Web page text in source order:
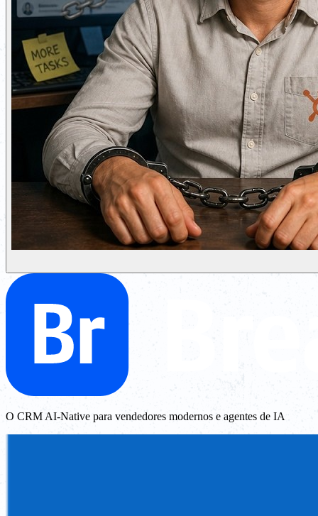
O CRM AI-Native para vendedores modernos e agentes de IA